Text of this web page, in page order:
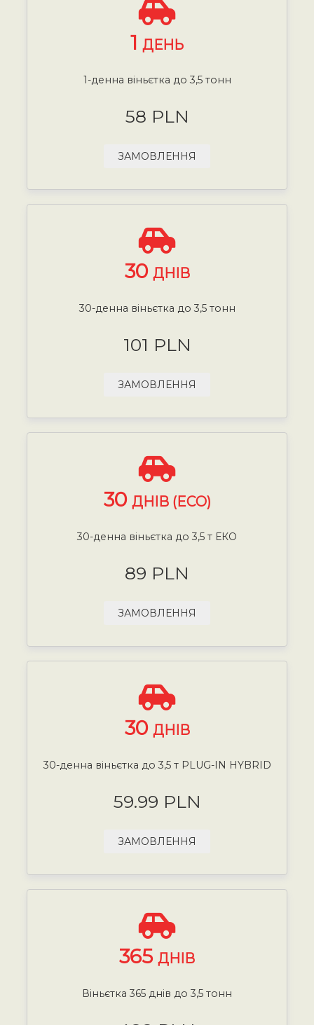
1 ДЕНЬ
1-денна віньєтка до 3,5 тонн
58 PLN
ЗАМОВЛЕННЯ
30 ДНІВ
30-денна віньєтка до 3,5 тонн
101 PLN
ЗАМОВЛЕННЯ
30 ДНІВ (ECO)
30-денна віньєтка до 3,5 т ЕКО
89 PLN
ЗАМОВЛЕННЯ
30 ДНІВ
30-денна віньєтка до 3,5 т PLUG-IN HYBRID
59.99 PLN
ЗАМОВЛЕННЯ
365 ДНІВ
Віньєтка 365 днів до 3,5 тонн